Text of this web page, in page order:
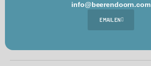
info@beerendoorn.com
EMAILEN